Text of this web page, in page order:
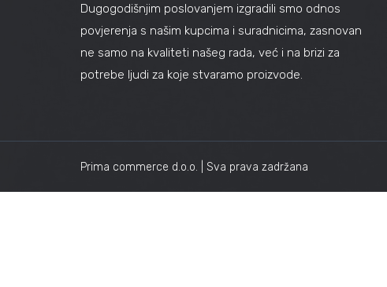
Dugogodišnjim poslovanjem izgradili smo odnos
povjerenja s našim kupcima i suradnicima, zasnovan
ne samo na kvaliteti našeg rada, već i na brizi za
potrebe ljudi za koje stvaramo proizvode.
Prima commerce d.o.o. | Sva prava zadržana